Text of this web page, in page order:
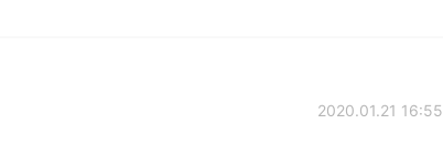
2020.01.21 16:55